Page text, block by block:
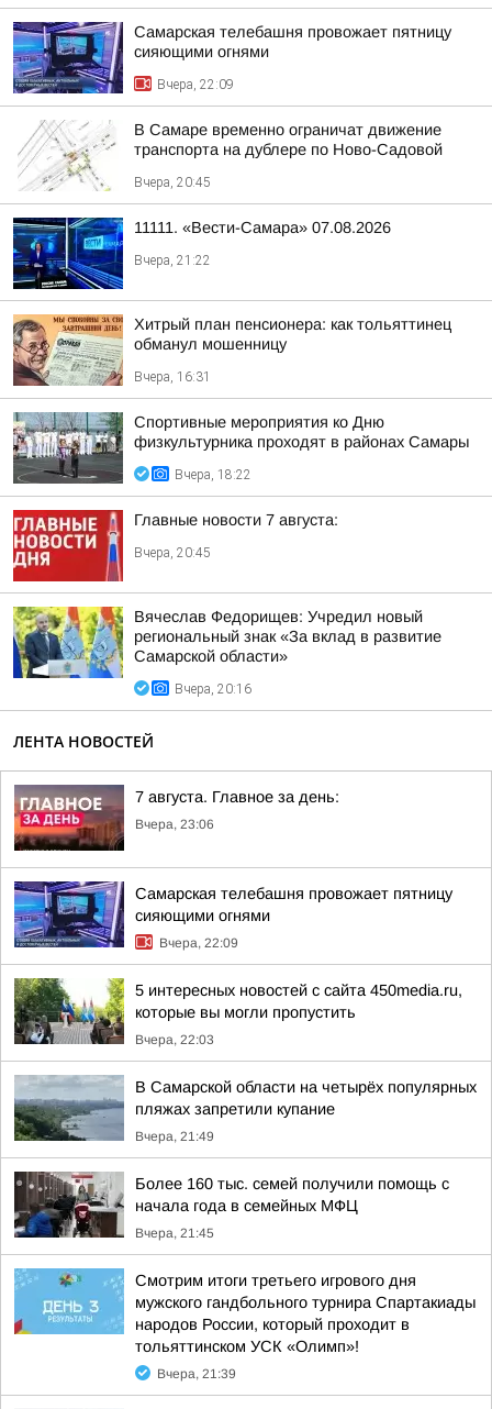
Самарская телебашня провожает пятницу
сияющими огнями
Вчера, 22:09
В Самаре временно ограничат движение
транспорта на дублере по Ново-Садовой
Вчера, 20:45
11111. «Вести-Самара» 07.08.2026
Вчера, 21:22
Хитрый план пенсионера: как тольяттинец
обманул мошенницу
Вчера, 16:31
Спортивные мероприятия ко Дню
физкультурника проходят в районах Самары
Вчера, 18:22
Главные новости 7 августа:
Вчера, 20:45
Вячеслав Федорищев: Учредил новый
региональный знак «За вклад в развитие
Самарской области»
Вчера, 20:16
ЛЕНТА НОВОСТЕЙ
7 августа. Главное за день:
Вчера, 23:06
Самарская телебашня провожает пятницу
сияющими огнями
Вчера, 22:09
5 интересных новостей с сайта 450media.ru,
которые вы могли пропустить
Вчера, 22:03
В Самарской области на четырёх популярных
пляжах запретили купание
Вчера, 21:49
Более 160 тыс. семей получили помощь с
начала года в семейных МФЦ
Вчера, 21:45
Смотрим итоги третьего игрового дня
мужского гандбольного турнира Спартакиады
народов России, который проходит в
тольяттинском УСК «Олимп»!
Вчера, 21:39